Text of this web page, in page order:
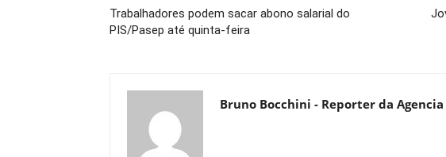
Trabalhadores podem sacar abono salarial do
PIS/Pasep até quinta-feira
Bruno Bocchini - Reporter da